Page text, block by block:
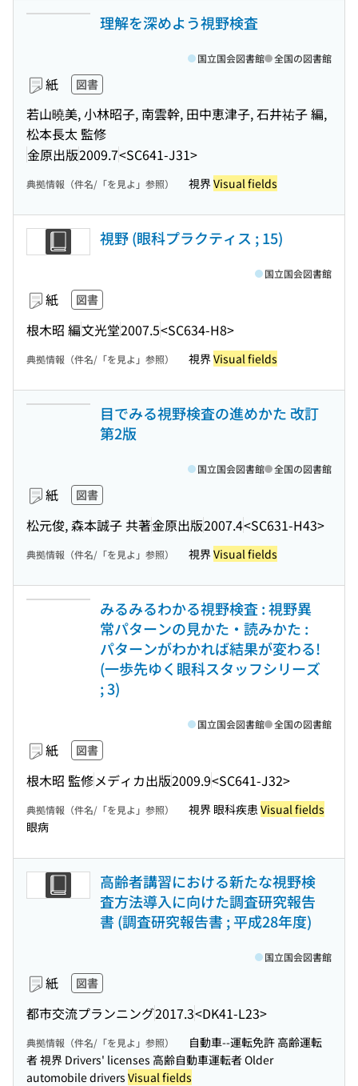
理解を深めよう視野検査
紙 図書
若山曉美, 小林昭子, 南雲幹, 田中恵津子, 石井祐子 編,
松本長太 監修
金原出版2009.7<SC641-J31>
国立国会図書館 全国の図書館
典拠情報（件名/「を見よ」参照） 視界Visual fields
視野 (眼科プラクティス ; 15)
紙 図書
根木昭 編文光堂2007.5<SC634-H8>
国立国会図書館
典拠情報（件名/「を見よ」参照） 視界Visual fields
目でみる視野検査の進めかた 改訂
第2版
紙 図書
松元俊, 森本誠子 共著金原出版2007.4<SC631-H43>
国立国会図書館 全国の図書館
典拠情報（件名/「を見よ」参照） 視界Visual fields
みるみるわかる視野検査 : 視野異
常パターンの見かた・読みかた :
パターンがわかれば結果が変わる!
(一歩先ゆく眼科スタッフシリーズ
; 3)
紙 図書
根木昭 監修メディカ出版2009.9<SC641-J32>
国立国会図書館 全国の図書館
典拠情報（件名/「を見よ」参照） 視界 眼科疾患 Visual fields
眼病
高齢者講習における新たな視野検
査方法導入に向けた調査研究報告
書 (調査研究報告書 ; 平成28年度)
紙 図書
都市交流プランニング2017.3<DK41-L23>
国立国会図書館
典拠情報（件名/「を見よ」参照）
自動車--運転免許 高齢運転
者 視界 Drivers' licenses 高齢自動車運転者 Older
automobile drivers Visual fields